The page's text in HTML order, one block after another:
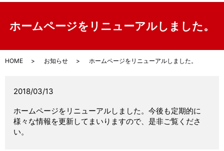
ホームページをリニューアルしました。
HOME お知らせ ホームページをリニューアルしました。
2018/03/13
ホームページをリニューアルしました。今後も定期的に
様々な情報を更新してまいりますので、是非ご覧くださ
い。